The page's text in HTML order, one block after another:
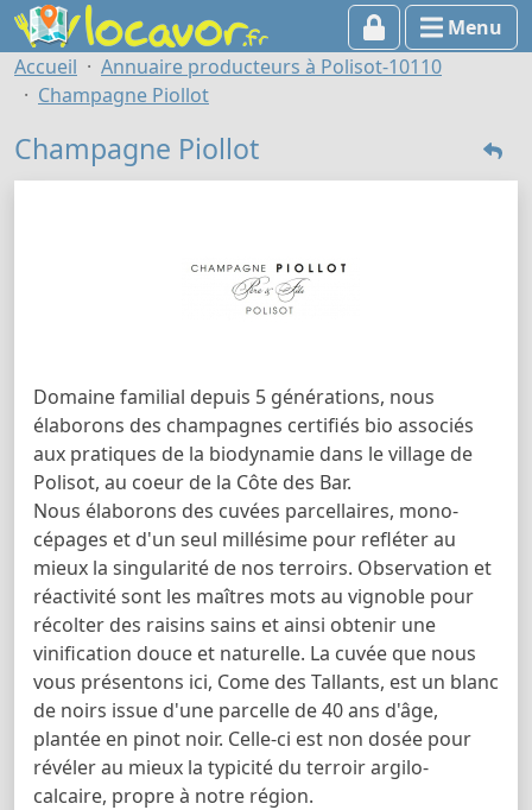
Menu
Accueil
Annuaire producteurs à Polisot-10110
Champagne Piollot
Champagne Piollot
Domaine familial depuis 5 générations, nous
élaborons des champagnes certifiés bio associés
aux pratiques de la biodynamie dans le village de
Polisot, au coeur de la Côte des Bar.
Nous élaborons des cuvées parcellaires, mono-
cépages et d'un seul millésime pour refléter au
mieux la singularité de nos terroirs. Observation et
réactivité sont les maîtres mots au vignoble pour
récolter des raisins sains et ainsi obtenir une
vinification douce et naturelle. La cuvée que nous
vous présentons ici, Come des Tallants, est un blanc
de noirs issue d'une parcelle de 40 ans d'âge,
plantée en pinot noir. Celle-ci est non dosée pour
révéler au mieux la typicité du terroir argilo-
calcaire, propre à notre région.